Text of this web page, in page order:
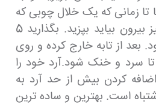
دقیقه یا تا زمانی که یک خلال چوبی که
در مرکز آن میزنید تمیز بیرون بیاید بپزید. بگذارید 5
بعد از تابه خارج کرده و روی
سرد و خنک شود.آرد خود را
کردن بیش از حد آرد به
است. بهترین و ساده ترین